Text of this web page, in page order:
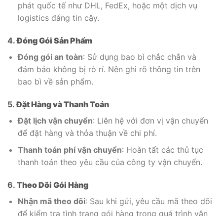
phát quốc tế như DHL, FedEx, hoặc một dịch vụ
logistics đáng tin cậy.
4.Đóng Gói Sản Phẩm
Đóng gói an toàn: Sử dụng bao bì chắc chắn và
đảm bảo không bị rò rỉ. Nên ghi rõ thông tin trên
bao bì về sản phẩm.
5.Đặt Hàng và Thanh Toán
Đặt lịch vận chuyển: Liên hệ với đơn vị vận chuyển
để đặt hàng và thỏa thuận về chi phí.
Thanh toán phí vận chuyển: Hoàn tất các thủ tục
thanh toán theo yêu cầu của công ty vận chuyển.
6. Theo Dõi Gói Hàng
Nhận mã theo dõi: Sau khi gửi, yêu cầu mã theo dõi
để kiểm tra tình trạng gói hàng trong quá trình vận